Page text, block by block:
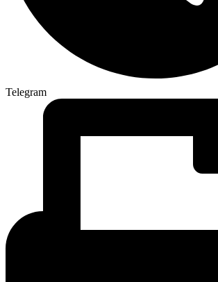
Telegram